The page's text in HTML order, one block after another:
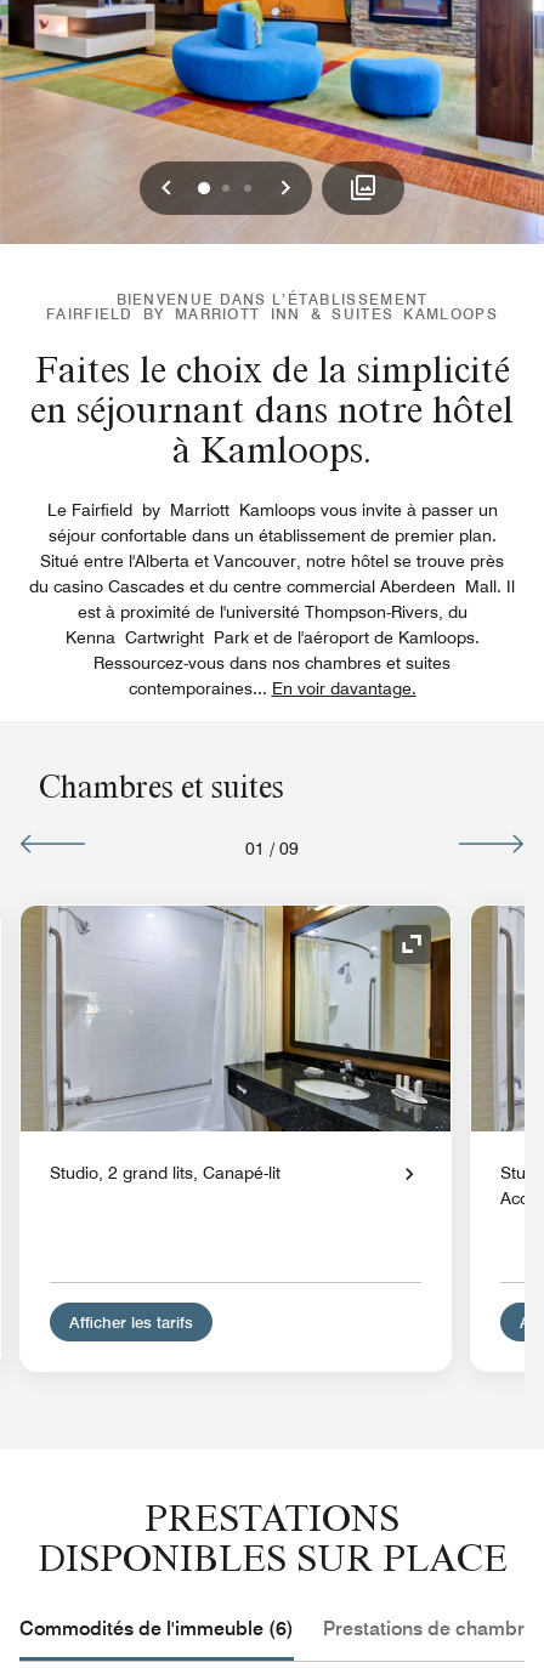
Précédent
0 1 2 Suivant
BIENVENUE DANS L’ÉTABLISSEMENT
FAIRFIELD BY MARRIOTT INN & SUITES KAMLOOPS
Faites le choix de la simplicité
en séjournant dans notre hôtel
à Kamloops.
Le Fairfield by Marriott Kamloops vous invite à passer un
séjour confortable dans un établissement de premier plan.
Situé entre l'Alberta et Vancouver, notre hôtel se trouve près
du casino Cascades et du centre commercial Aberdeen Mall. Il
est à proximité de l'université Thompson-Rivers, du
Kenna Cartwright Park et de l'aéroport de Kamloops.
Ressourcez-vous dans nos chambres et suites
contemporaines... En voir davantage.
Chambres et suites
01 / 09
de développement Icône de
Studio, 2 grand lits, Canapé-lit
Afficher les tarifs
PRESTATIONS
DISPONIBLES SUR PLACE
Commodités de l'immeuble (6) Prestations de chambre